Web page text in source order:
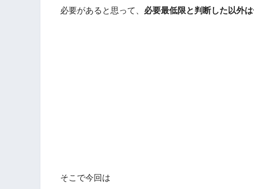
必要があると思って、 必要最低限と判断した以外
そこで今回は